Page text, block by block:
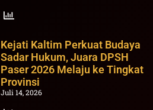
Kejati Kaltim Perkuat Budaya
Sadar Hukum, Juara DPSH
Paser 2026 Melaju ke Tingkat
Provinsi
Juli 14, 2026